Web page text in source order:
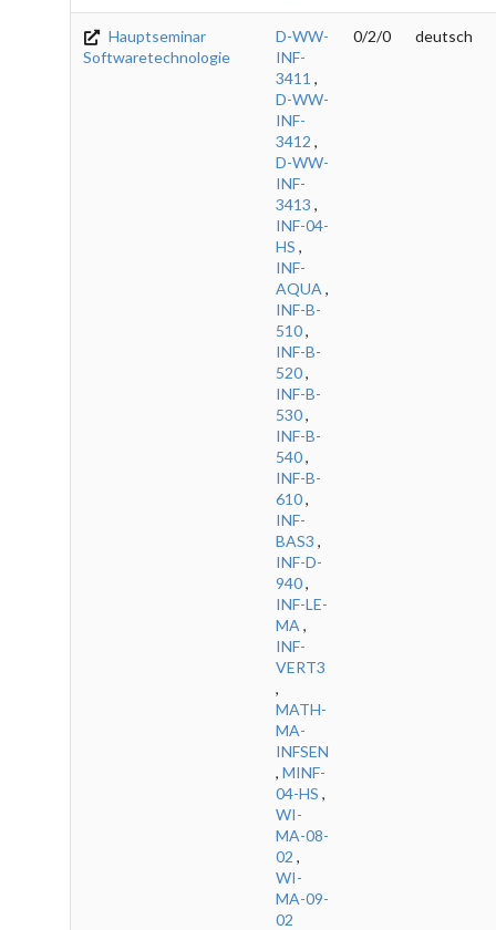
Hauptseminar
Softwaretechnologie
D-WW-
INF-
3411 ,
D-WW-
INF-
3412 ,
D-WW-
INF-
3413 ,
INF-04-
HS ,
INF-
AQUA ,
INF-B-
510,
INF-B-
520,
INF-B-
530,
INF-B-
540,
INF-B-
610,
INF-
BAS3 ,
INF-D-
940,
INF-LE-
MA ,
INF-
VERT3
,
MATH-
MA-
INFSEN
, MINF-
04-HS ,
WI-
MA-08-
02 ,
WI-
MA-09-
02
0/2/0 deutsch